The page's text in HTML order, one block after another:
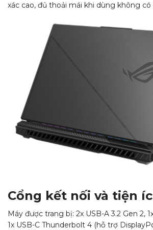
xác cao, đủ thoải mái khi dùng không
Cổng kết nối và tiện
Máy được trang bị: 2x USB-A 3.2 Gen 2,
1x USB-C Thunderbolt 4 (hỗ trợ